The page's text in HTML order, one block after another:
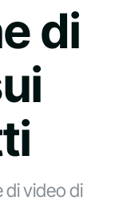
di
di video di